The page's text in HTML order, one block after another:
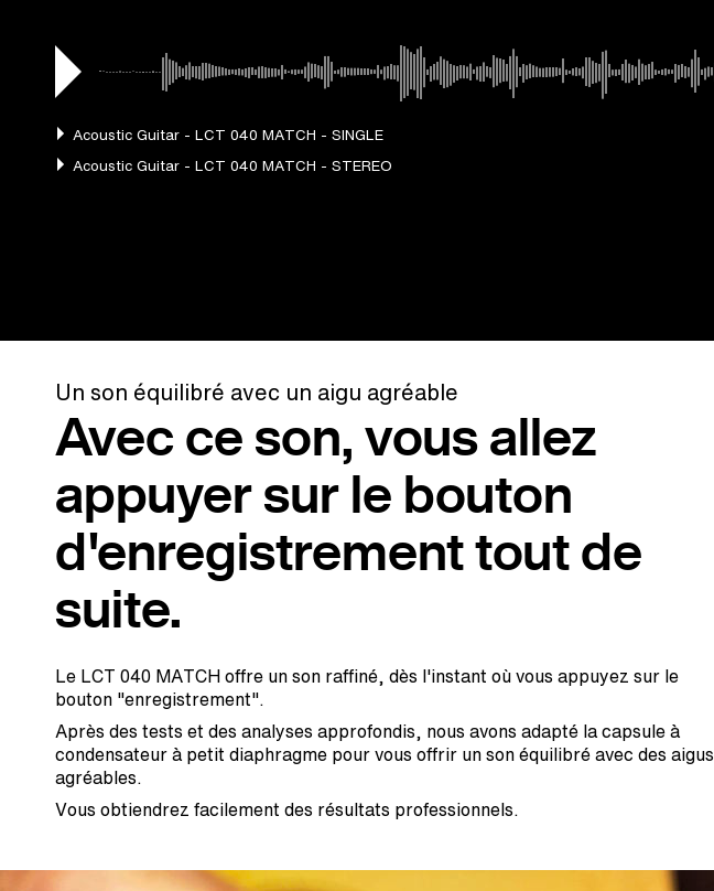
Un son équilibré avec un aigu agréable
Avec ce son, vous allez
appuyer sur le bouton
d'enregistrement tout de
suite.
Le LCT 040 MATCH offre un son raffiné, dès l'instant où vous appuyez sur le
bouton "enregistrement".
Après des tests et des analyses approfondis, nous avons adapté la capsule à
condensateur à petit diaphragme pour vous offrir un son équilibré avec des aigus
agréables.
Vous obtiendrez facilement des résultats professionnels.